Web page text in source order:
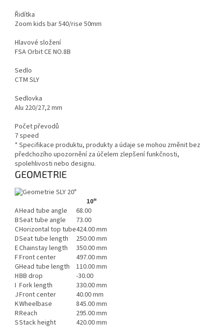
Řidítka
Zoom kids bar 540/rise 50mm
Hlavové složení
FSA Orbit CE NO.8B
Sedlo
CTM SLY
Sedlovka
Alu 220/27,2 mm
Počet převodů
7 speed
* Specifikace produktu, produkty a údaje se mohou změnit bez
předchozího upozornění za účelem zlepšení funkčnosti,
spolehlivosti nebo designu.
GEOMETRIE
10"
AHead tube angle
68.00
BSeat tube angle
73.00
CHorizontal top tube424.00 mm
DSeat tube length
250.00 mm
EChainstay length
350.00 mm
FFront center
497.00 mm
GHead tube length
110.00 mm
HBB drop
-30.00
I Fork length
330.00 mm
JFront center
40.00 mm
KWheelbase
845.00 mm
RReach
295.00 mm
SStack height 420.00 mm